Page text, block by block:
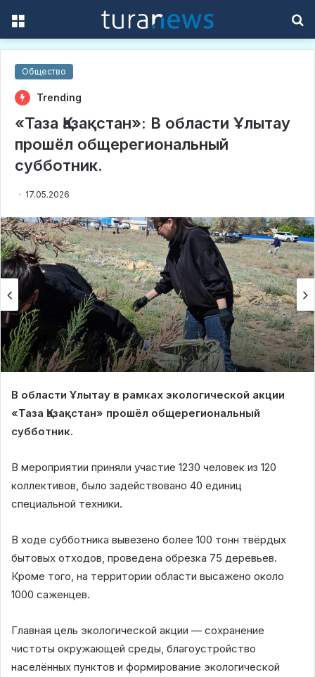
Общество
Trending
«Таза Қазақстан»: В области Ұлытау
прошёл общерегиональный
субботник.
17.05.2026
В области Ұлытау в рамках экологической акции
«Таза Қазақстан» прошёл общерегиональный
субботник.
В мероприятии приняли участие 1230 человек из 120
коллективов, было задействовано 40 единиц
специальной техники.
В ходе субботника вывезено более 100 тонн твёрдых
бытовых отходов, проведена обрезка 75 деревьев.
Кроме того, на территории области высажено около
1000 саженцев.
Главная цель экологической акции — сохранение
чистоты окружающей среды, благоустройство
населённых пунктов и формирование экологической